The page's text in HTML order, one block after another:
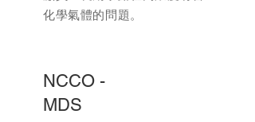
化學氣體的問題。
NCCO -
MDS